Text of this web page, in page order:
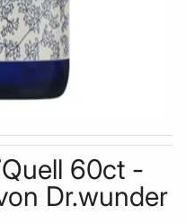
gallery
60ct -
Dr.wunder